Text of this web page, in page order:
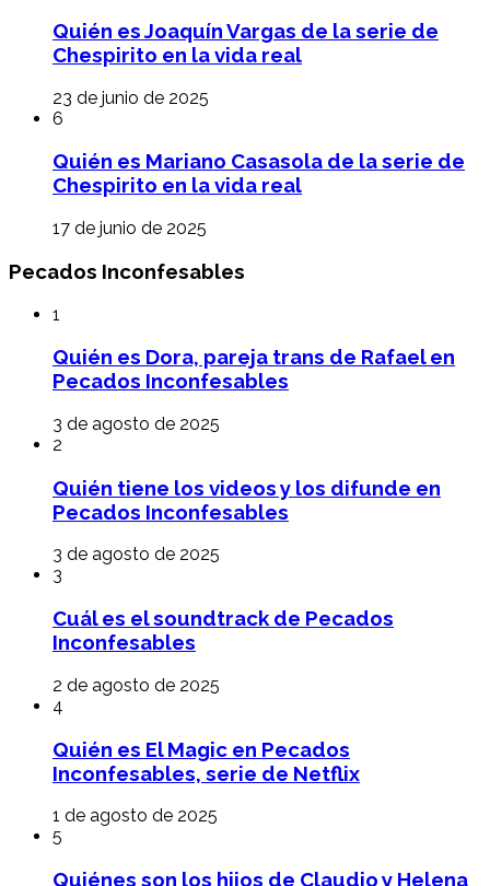
Quién es Joaquín Vargas de la serie de
Chespirito en la vida real
23 de junio de 2025
6
Quién es Mariano Casasola de la serie de
Chespirito en la vida real
17 de junio de 2025
Pecados Inconfesables
1
Quién es Dora, pareja trans de Rafael en
Pecados Inconfesables
3 de agosto de 2025
2
Quién tiene los videos y los difunde en
Pecados Inconfesables
3 de agosto de 2025
3
Cuál es el soundtrack de Pecados
Inconfesables
2 de agosto de 2025
4
Quién es El Magic en Pecados
Inconfesables, serie de Netflix
1 de agosto de 2025
5
Quiénes son los hijos de Claudio y Helena